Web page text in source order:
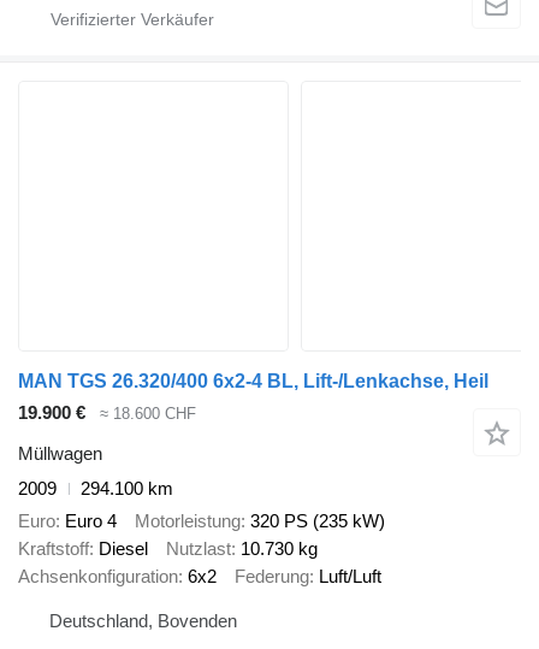
MAN TGS 26.320/400 6x2-4 BL, Lift-/Lenkachse, Heil
19.900 €
≈ 18.600 CHF
Müllwagen
2009
294.100 km
Euro Euro 4 Motorleistung 320 PS (235 kW)
Kraftstoff Diesel Nutzlast 10.730 kg
Achsenkonfiguration 6x2 Federung Luft/Luft
Deutschland, Bovenden